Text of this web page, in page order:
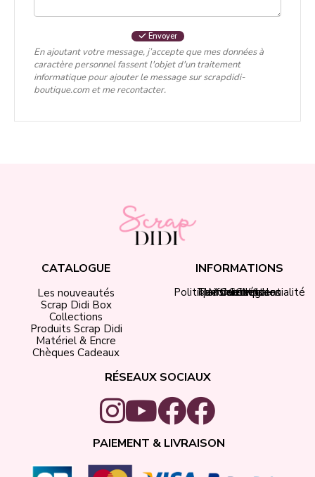
Envoyer
En ajoutant votre message, j’accepte que mes données à
caractère personnel fassent l'objet d'un traitement
informatique pour ajouter le message sur scrapdidi-
boutique.com et me recontacter.
CATALOGUE
Les nouveautés
Scrap Didi Box
Collections
Produits Scrap Didi
Matériel & Encre
Chèques Cadeaux
INFORMATIONS
Contact
Mon compte
CGV
Politique de confidentialité
Mentions légales
Tarifs de livraison
RÉSEAUX SOCIAUX
PAIEMENT & LIVRAISON